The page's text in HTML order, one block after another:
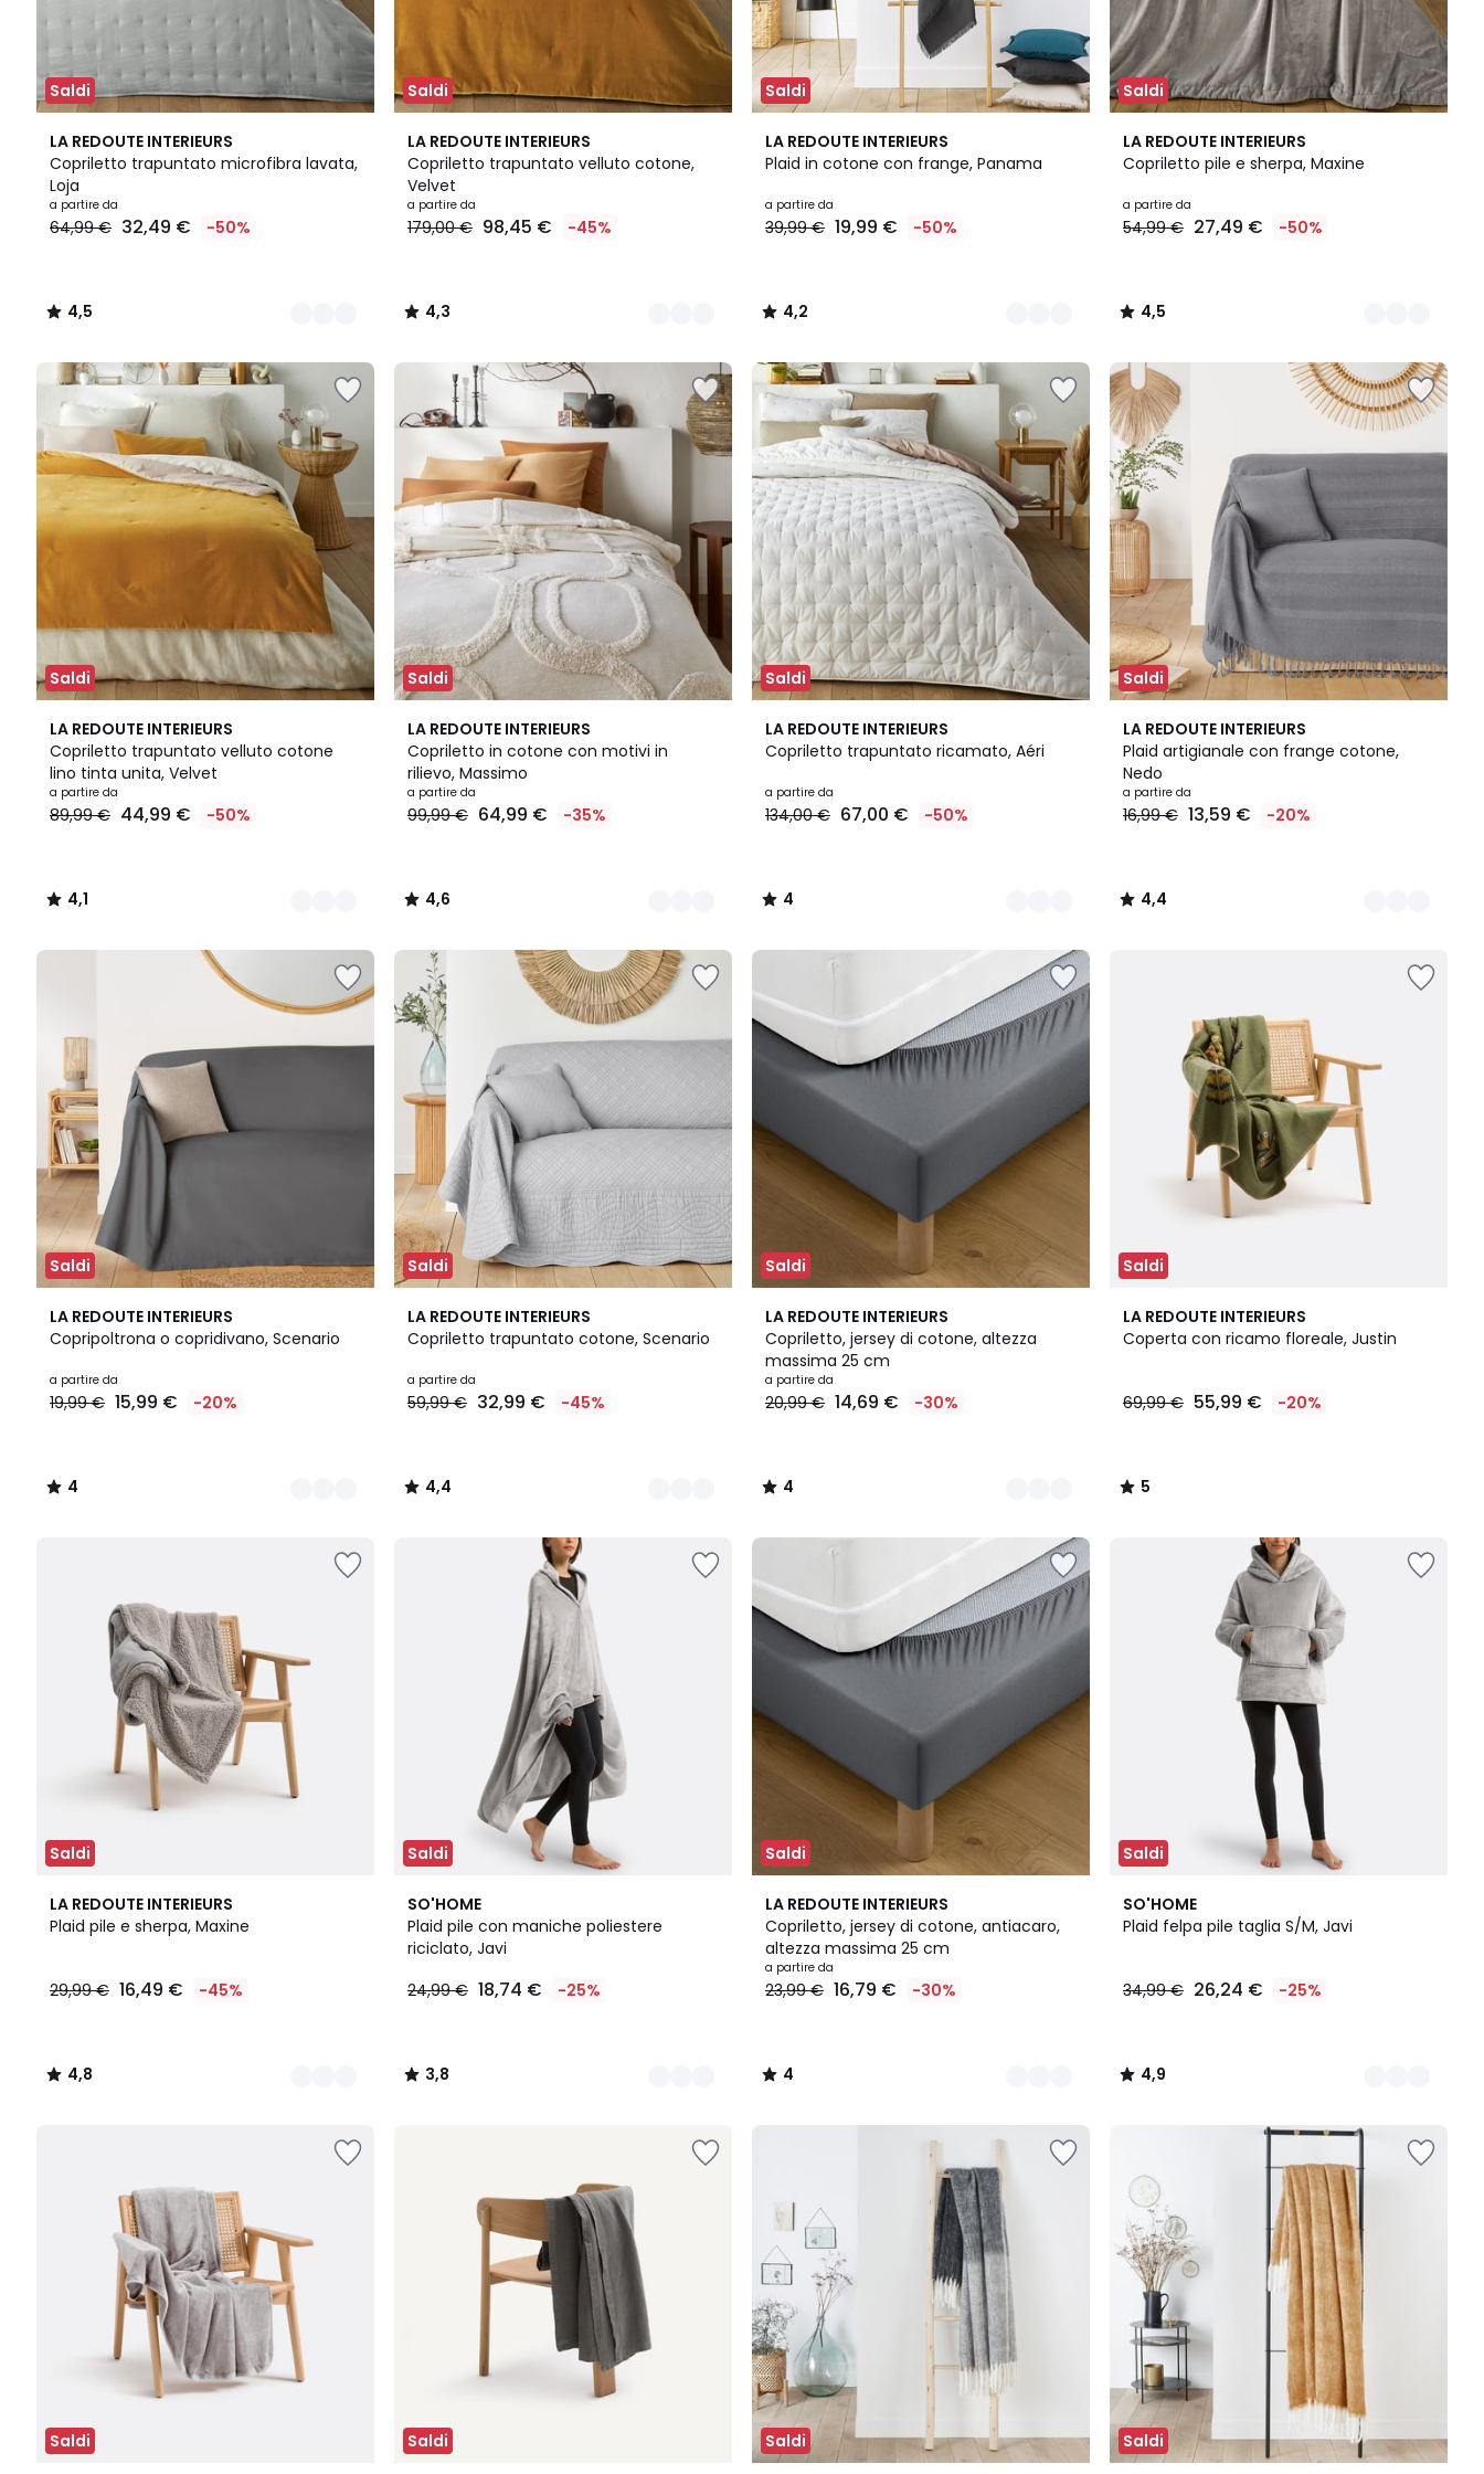
Saldi
LA REDOUTE INTERIEURS
Copriletto trapuntato microfibra lavata,
Loja
a partire da
64,99 € 32,49 € -50%
4,5
/ 5
5
Colori
4,5
/
Saldi
LA REDOUTE INTERIEURS
Copriletto trapuntato velluto cotone,
Velvet
a partire da
179,00 € 98,45 € -45%
4,3
/ 5
7
Colori
4,3
/
Saldi
LA REDOUTE INTERIEURS
Plaid in cotone con frange, Panama
a partire da
39,99 € 19,99 € -50%
4,2
/ 5
5
Colori
4,2
/
Saldi
LA REDOUTE INTERIEURS
Copriletto pile e sherpa, Maxine
a partire da
54,99 € 27,49 € -50%
4,5
/ 5
6
Colori
4,5
/
Saldi
LA REDOUTE INTERIEURS
Copriletto trapuntato velluto cotone
lino tinta unita, Velvet
a partire da
89,99 € 44,99 € -50%
4,1
/ 5
6
Colori
4,1
/
Saldi
LA REDOUTE INTERIEURS
Copriletto in cotone con motivi in
rilievo, Massimo
a partire da
99,99 € 64,99 € -35%
4,6
/ 5
2
Colori
4,6
/
Saldi
LA REDOUTE INTERIEURS
Copriletto trapuntato ricamato, Aéri
a partire da
134,00 € 67,00 € -50%
4
/
4
Colori
4
/
Saldi
LA REDOUTE INTERIEURS
Plaid artigianale con frange cotone,
Nedo
a partire da
16,99 € 13,59 € -20%
4,4
/ 5
12
Colori
4,4
/
Saldi
LA REDOUTE INTERIEURS
Copripoltrona o copridivano, Scenario
a partire da
19,99 € 15,99 € -20%
4
/
8
Colori
4
/
Saldi
LA REDOUTE INTERIEURS
Copriletto trapuntato cotone, Scenario
a partire da
59,99 € 32,99 € -45%
4,4
/ 5
9
Colori
4,4
/
Saldi
LA REDOUTE INTERIEURS
Copriletto, jersey di cotone, altezza
massima 25 cm
a partire da
20,99 € 14,69 € -30%
4
/
5
5
Colori
4
/
Saldi
LA REDOUTE INTERIEURS
Coperta con ricamo floreale, Justin
69,99 € 55,99 € -20%
5
/
5
/
Saldi
LA REDOUTE INTERIEURS
Plaid pile e sherpa, Maxine
29,99 € 16,49 € -45%
4,8
/ 5
10
Colori
4,8
/
Saldi
SO'HOME
Plaid pile con maniche poliestere
riciclato, Javi
24,99 € 18,74 € -25%
3,8
/ 5
5
Colori
3,8
/
Saldi
LA REDOUTE INTERIEURS
Copriletto, jersey di cotone, antiacaro,
altezza massima 25 cm
a partire da
23,99 € 16,79 € -30%
4
/
5
5
Colori
4
/
Saldi
SO'HOME
Plaid felpa pile taglia S/M, Javi
34,99 € 26,24 € -25%
4,9
/ 5
9
Colori
4,9
/
Saldi Saldi Saldi Saldi